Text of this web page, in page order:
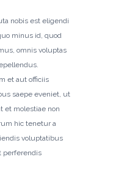
nobis est eligendi
minus id, quod
omnis voluptas
et aut officiis
saepe eveniet, ut
et molestiae non
hic tenetur a
voluptatibus
perferendis